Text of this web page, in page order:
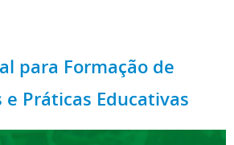
para Formação de
e Práticas Educativas